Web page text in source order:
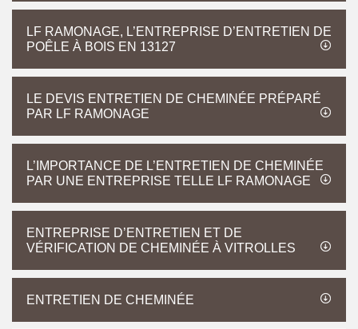
LF RAMONAGE, L’ENTREPRISE D’ENTRETIEN DE
POÊLE À BOIS EN 13127
LE DEVIS ENTRETIEN DE CHEMINÉE PRÉPARÉ
PAR LF RAMONAGE
L’IMPORTANCE DE L’ENTRETIEN DE CHEMINÉE
PAR UNE ENTREPRISE TELLE LF RAMONAGE
ENTREPRISE D’ENTRETIEN ET DE
VÉRIFICATION DE CHEMINÉE À VITROLLES
ENTRETIEN DE CHEMINÉE